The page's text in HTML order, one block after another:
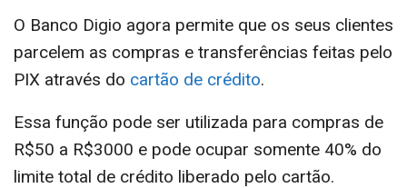
O Banco Digio agora permite que os seus clientes
parcelem as compras e transferências feitas pelo
PIX através do cartão de crédito.
Essa função pode ser utilizada para compras de
R$50 a R$3000 e pode ocupar somente 40% do
limite total de crédito liberado pelo cartão.